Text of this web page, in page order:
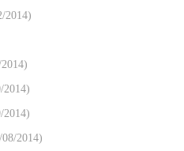
/2014
/2014
/2014
/08/2014
2020
/2019
2019